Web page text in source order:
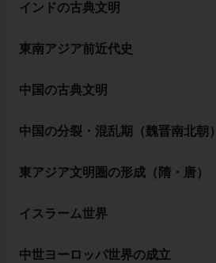
インドの古典文明
東南アジア前近代史
中国の古典文明
中国の分裂・混乱期（魏晋南北朝）
東アジア文明圏の形成（隋・唐）
イスラーム世界
中世ヨーロッパ世界の成立